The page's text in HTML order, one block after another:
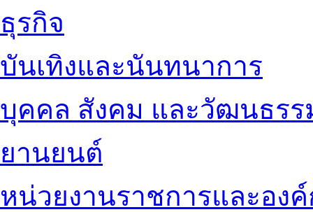
ธุรกิจ
บันเทิงและนันทนาการ
บุคคล สังคม และวัฒนธรร
ยานยนต์
หน่วยงานราชการและอง